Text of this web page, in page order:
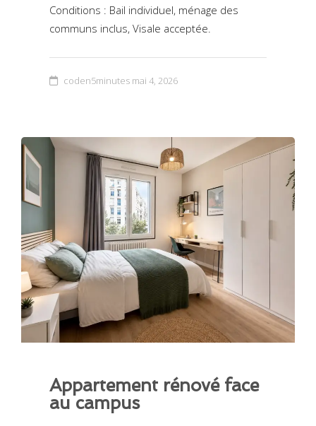
Conditions : Bail individuel, ménage des
communs inclus, Visale acceptée.
coden5minutes mai 4, 2026
Appartement rénové face
au campus